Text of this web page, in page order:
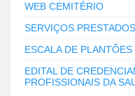
WEB CEMITÉRIO
SERVIÇOS
ESCALA DE
EDITAL DE
PROFISSIONAIS DA